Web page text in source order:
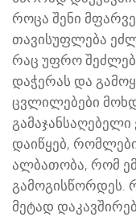
როცა შენი
თავისუფლება
რაც უფრო
დაჭერას და
ცვლილებები
გამაჯანსაღებელი
დაიწყებ,
ალბათობა, რომ
გამოგისწორდეს.
მეტად